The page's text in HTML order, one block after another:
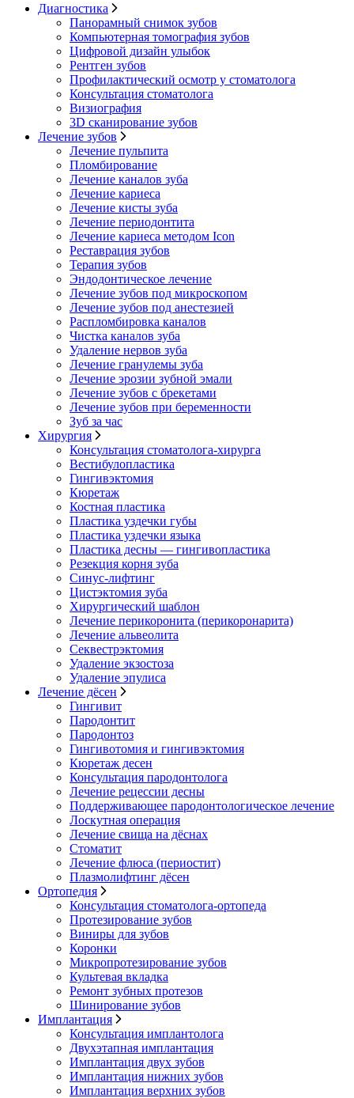
Диагностика
Панорамный снимок зубов
Компьютерная томография зубов
Цифровой дизайн улыбок
Рентген зубов
Профилактический осмотр у стоматолога
Консультация стоматолога
Визиография
3D сканирование зубов
Лечение зубов
Лечение пульпита
Пломбирование
Лечение каналов зуба
Лечение кариеса
Лечение кисты зуба
Лечение периодонтита
Лечение кариеса методом Icon
Реставрация зубов
Терапия зубов
Эндодонтическое лечение
Лечение зубов под микроскопом
Лечение зубов под анестезией
Распломбировка каналов
Чистка каналов зуба
Удаление нервов зуба
Лечение гранулемы зуба
Лечение эрозии зубной эмали
Лечение зубов с брекетами
Лечение зубов при беременности
Зуб за час
Хирургия
Консультация стоматолога-хирурга
Вестибулопластика
Гингивэктомия
Кюретаж
Костная пластика
Пластика уздечки губы
Пластика уздечки языка
Пластика десны — гингивопластика
Резекция корня зуба
Синус-лифтинг
Цистэктомия зуба
Хирургический шаблон
Лечение перикоронита (перикоронарита)
Лечение альвеолита
Секвестрэктомия
Удаление экзостоза
Удаление эпулиса
Лечение дёсен
Гингивит
Пародонтит
Пародонтоз
Гингивотомия и гингивэктомия
Кюретаж десен
Консультация пародонтолога
Лечение рецессии десны
Поддерживающее пародонтологическое лечение
Лоскутная операция
Лечение свища на дёснах
Стоматит
Лечение флюса (периостит)
Плазмолифтинг дёсен
Ортопедия
Консультация стоматолога-ортопеда
Протезирование зубов
Виниры для зубов
Коронки
Микропротезирование зубов
Культевая вкладка
Ремонт зубных протезов
Шинирование зубов
Имплантация
Консультация имплантолога
Двухэтапная имплантация
Имплантация двух зубов
Имплантация нижних зубов
Имплантация верхних зубов